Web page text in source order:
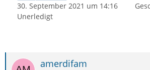
30. September 2021 um 14:16
Unerledigt
amerdifam